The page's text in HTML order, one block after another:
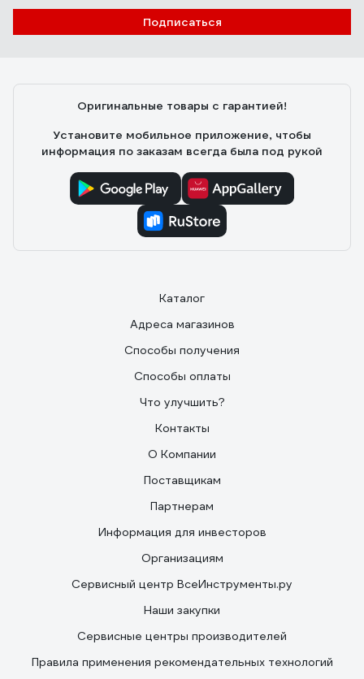
Подписаться
Оригинальные товары с гарантией!
Установите мобильное приложение, чтобы
информация по заказам всегда была под рукой
Каталог
Адреса магазинов
Способы получения
Способы оплаты
Что улучшить?
Контакты
О Компании
Поставщикам
Партнерам
Информация для инвесторов
Организациям
Сервисный центр ВсеИнструменты.ру
Наши закупки
Сервисные центры производителей
Правила применения рекомендательных технологий